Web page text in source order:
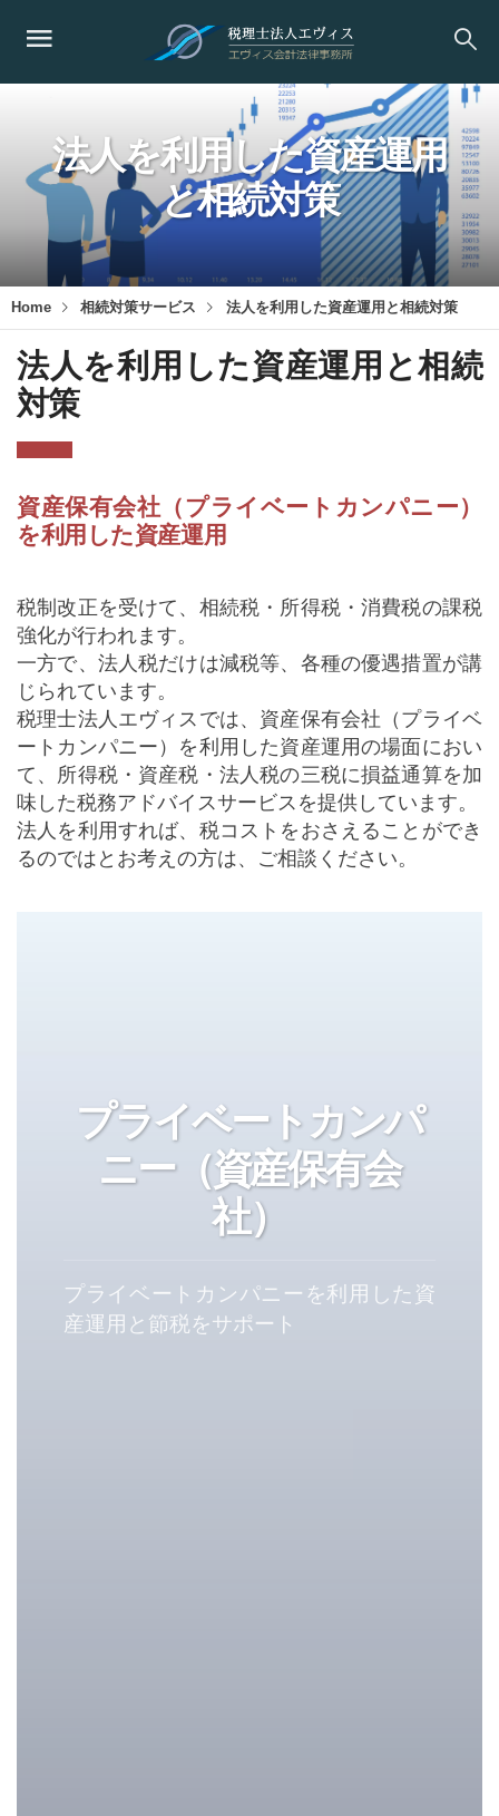
法人を利用した資産運用
と相続対策
Home 相続対策サービス 法人を利用した資産運用と相続対策
法人を利用した資産運用と相続
対策
資産保有会社（プライベートカンパニー）
を利用した資産運用
税制改正を受けて、相続税・所得税・消費税の課税
強化が行われます。
一方で、法人税だけは減税等、各種の優遇措置が講
じられています。
税理士法人エヴィスでは、資産保有会社（プライベ
ートカンパニー）を利用した資産運用の場面におい
て、所得税・資産税・法人税の三税に損益通算を加
味した税務アドバイスサービスを提供しています。
法人を利用すれば、税コストをおさえることができ
るのではとお考えの方は、ご相談ください。
プライベートカンパ
ニー（資産保有会
社）
プライベートカンパニーを利用した資
産運用と節税をサポート